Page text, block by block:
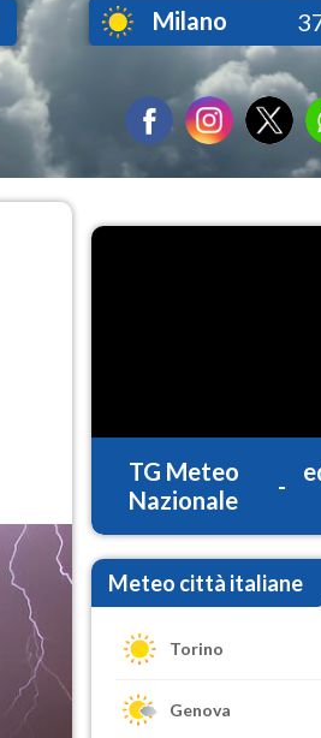
Milano
TG Meteo
Nazionale
-
Meteo città italiane
Torino
Genova